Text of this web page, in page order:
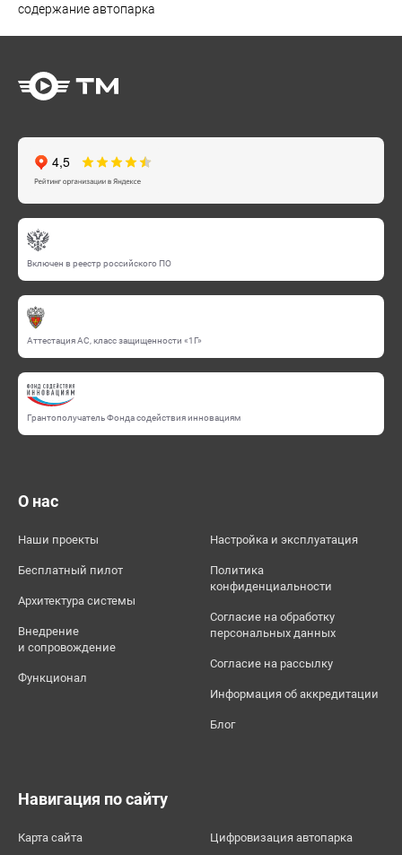
содержание автопарка
Включен в реестр российского ПО
Аттестация АС, класс защищенности «1Г»
Грантополучатель Фонда содействия инновациям
О нас
Наши проекты
Бесплатный пилот
Архитектура системы
Внедрение
и сопровождение
Функционал
Настройка и эксплуатация
Политика
конфиденциальности
Согласие на обработку
персональных данных
Согласие на рассылку
Информация об аккредитации
Блог
Навигация по сайту
Карта сайта Цифровизация автопарка